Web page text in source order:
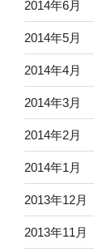
2014年6月
2014年5月
2014年4月
2014年3月
2014年2月
2014年1月
2013年12月
2013年11月